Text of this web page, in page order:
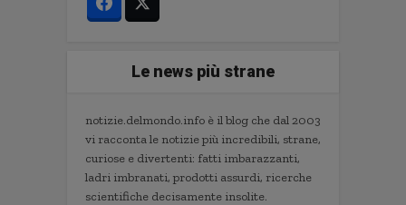
Le news più strane
notizie.delmondo.info è il blog che dal 2003
vi racconta le notizie più incredibili, strane,
curiose e divertenti: fatti imbarazzanti,
ladri imbranati, prodotti assurdi, ricerche
scientifiche decisamente insolite.